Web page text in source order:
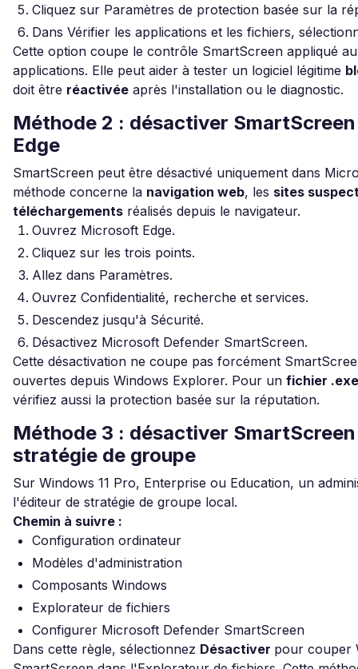
Cliquez sur Paramètres de protection basée sur la
Dans Vérifier les applications et les fichiers,
Cette option coupe le contrôle SmartScreen appliqué
applications. Elle peut aider à tester un logiciel légitime
doit être réactivée après l'installation ou le diagnostic.
Méthode 2 : désactiver
Edge
SmartScreen peut être désactivé uniquement dans
méthode concerne la navigation web, les sites
téléchargements réalisés depuis le navigateur.
Ouvrez Microsoft Edge.
Cliquez sur les trois points.
Allez dans Paramètres.
Ouvrez Confidentialité, recherche et services.
Descendez jusqu'à Sécurité.
Désactivez Microsoft Defender SmartScreen.
Cette désactivation ne coupe pas forcément
ouvertes depuis Windows Explorer. Pour un fichier .exe
vérifiez aussi la protection basée sur la réputation.
Méthode 3 : désactiver
stratégie de groupe
Sur Windows 11 Pro, Enterprise ou Education, un
l'éditeur de stratégie de groupe local.
Chemin à suivre :
Configuration ordinateur
Modèles d'administration
Composants Windows
Explorateur de fichiers
Configurer Microsoft Defender SmartScreen
Dans cette règle, sélectionnez Désactiver pour couper